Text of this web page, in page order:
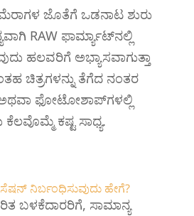
ಜೊತೆಗೆ ಒಡನಾಟ ಶುರು
RAW ಫಾರ್ಮ್ಯಾಟ್‌ನಲ್ಲಿ
ಹಲವರಿಗೆ ಅಭ್ಯಾಸವಾಗುತ್ತಾ
ಚಿತ್ರಗಳನ್ನು ತೆಗೆದ ನಂತರ
ಅಥವಾ ಫೋಟೋ‌ಶಾಪ್‌ಗಳಲ್ಲಿ
ಕಷ್ಟ ಸಾಧ್ಯ.
ನಿರ್ಬಂಧಿಸುವುದು ಹೇಗೆ?
ಬಳಕೆದಾರರಿಗೆ, ಸಾಮಾನ್ಯ